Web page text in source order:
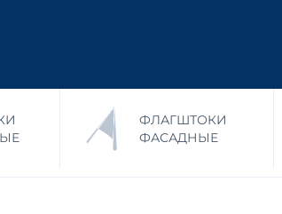
ФЛАГШТОКИ
ФАСАДНЫЕ